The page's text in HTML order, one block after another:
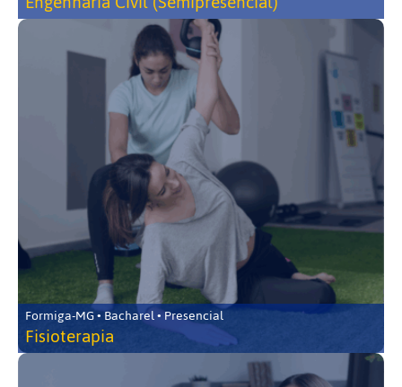
Formiga-MG • Bacharel • Presencial
Fisioterapia